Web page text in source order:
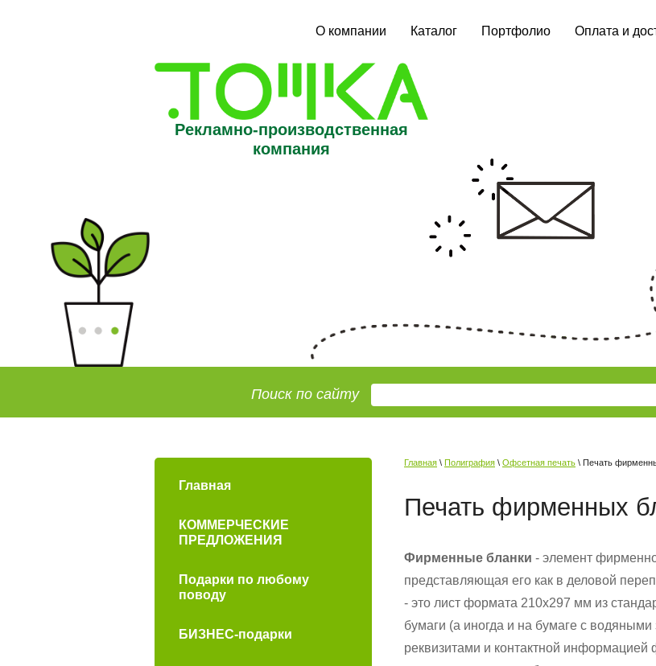
О компании Каталог Портфолио Оплата и
Рекламно-производственная
компания
Главная
КОММЕРЧЕСКИЕ
ПРЕДЛОЖЕНИЯ
Подарки по любому
поводу
БИЗНЕС-подарки
Главная \ Полиграфия \ Офсетная печать \ Печать
Печать фирменных
Фирменные бланки - элемент
представляющая его как в деловой
- это лист формата 210х297 мм из
бумаги (а иногда и на бумаге с
реквизитами и контактной